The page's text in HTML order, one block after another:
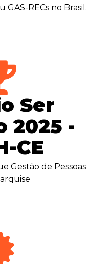
RECs no Brasil.
Ser
2025 -
CE
Gestão de Pessoas